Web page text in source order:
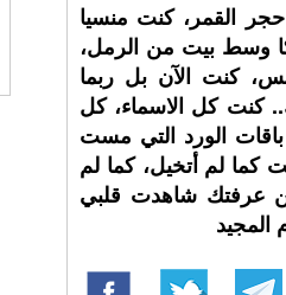
القمر، كنت منسيا
وسط بيت من الرمل،
كنت الآن بل ربما
كنت كل الاسماء، كل
باقات الورد التي مست
كما لم أتخيل، كما لم
عرفتك شاهدت قلبي
المجيد